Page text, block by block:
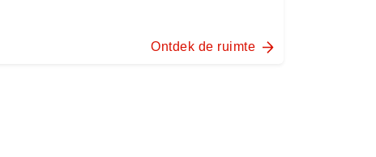
Ontdek de ruimte